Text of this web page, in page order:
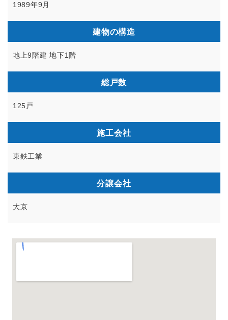
1989年9月
建物の構造
地上9階建 地下1階
総戸数
125戸
施工会社
東鉄工業
分譲会社
大京